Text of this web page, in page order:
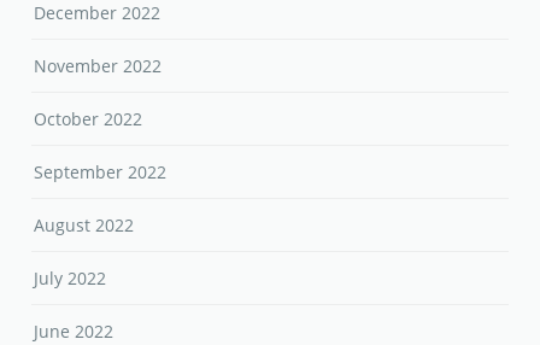
December 2022
November 2022
October 2022
September 2022
August 2022
July 2022
June 2022